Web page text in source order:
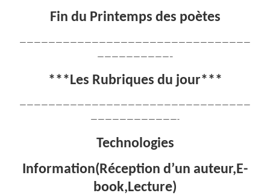
Fin du Printemps des poètes
————————————————————————————————
——————————–
***Les Rubriques du jour***
————————————————————————————————
————————————-
Technologies
Information(Réception d’un auteur,E-
book,Lecture)